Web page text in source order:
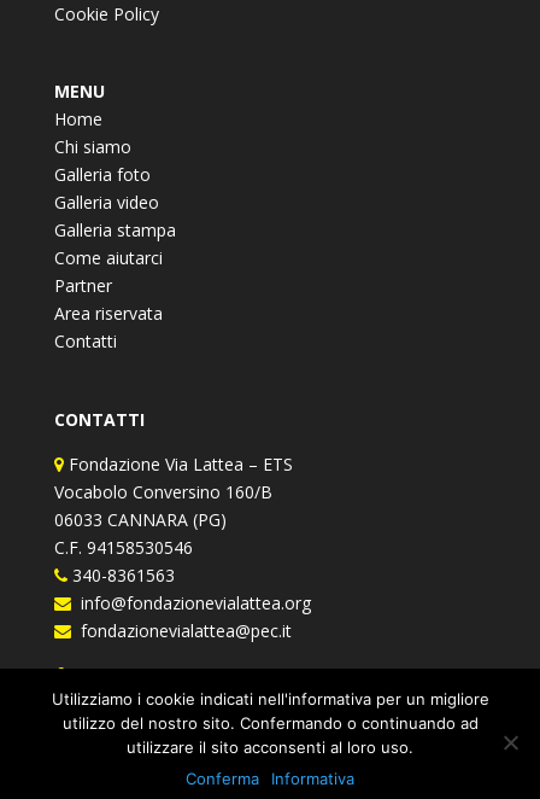
Cookie Policy
MENU
Home
Chi siamo
Galleria foto
Galleria video
Galleria stampa
Come aiutarci
Partner
Area riservata
Contatti
CONTATTI
Fondazione Via Lattea – ETS
Vocabolo Conversino 160/B
06033 CANNARA (PG)
C.F. 94158530546
340-8361563
info@fondazionevialattea.org
fondazionevialattea@pec.it
Fondazione Via Lattea
Utilizziamo i cookie indicati nell'informativa per un migliore
utilizzo del nostro sito. Confermando o continuando ad
utilizzare il sito acconsenti al loro uso.
Conferma
Informativa